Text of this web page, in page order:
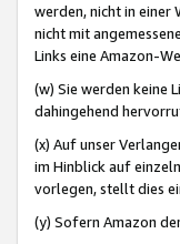
werden, nicht in einer
nicht mit
Links eine Amazon-
(w) Sie werden keine
dahingehend
(x) Auf unser
im Hinblick auf
vorlegen, stellt dies
(y) Sofern Amazon